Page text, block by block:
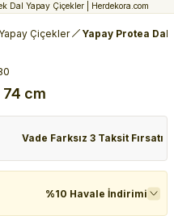
Çiçekler Yapay Protea
74 cm
Vade Farksız 3 Taksit Fırsatı
%10 Havale İndirimi